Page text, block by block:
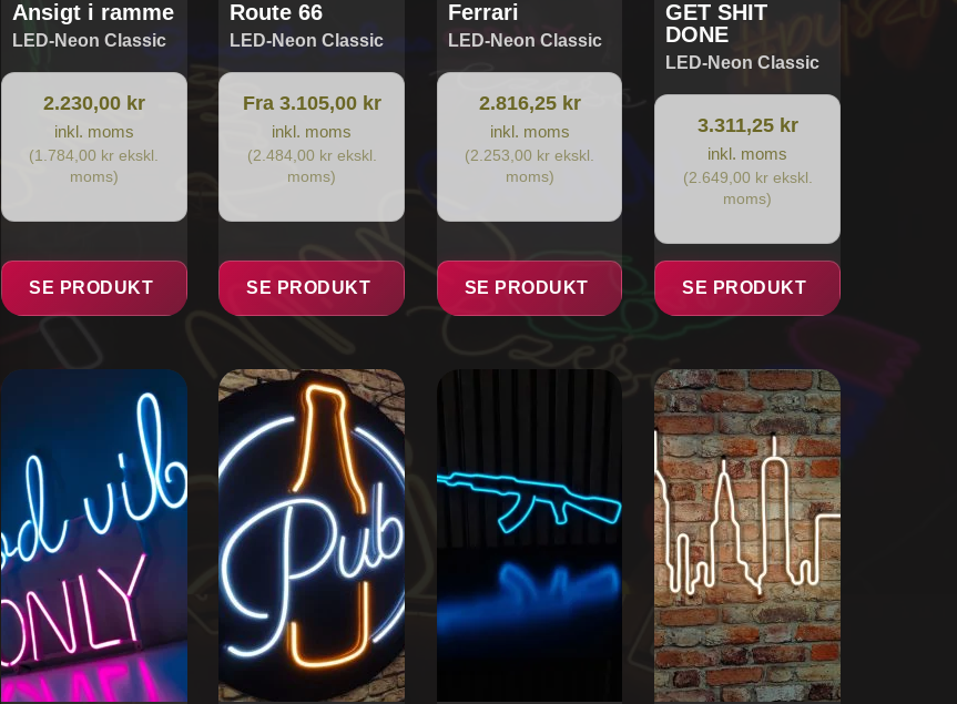
Ansigt i ramme
LED-Neon Classic
2.230,00 kr
inkl. moms
(1.784,00 kr ekskl.
moms)
SE PRODUKT
Route 66
LED-Neon Classic
Fra 3.105,00 kr
inkl. moms
(2.484,00 kr ekskl.
moms)
SE PRODUKT
Ferrari
LED-Neon Classic
2.816,25 kr
inkl. moms
(2.253,00 kr ekskl.
moms)
SE PRODUKT
GET SHIT
DONE
LED-Neon Classic
3.311,25 kr
inkl. moms
(2.649,00 kr ekskl.
moms)
SE PRODUKT
Dette
flere
varianter.
Mulighederne
kan
vælges
på
varesiden